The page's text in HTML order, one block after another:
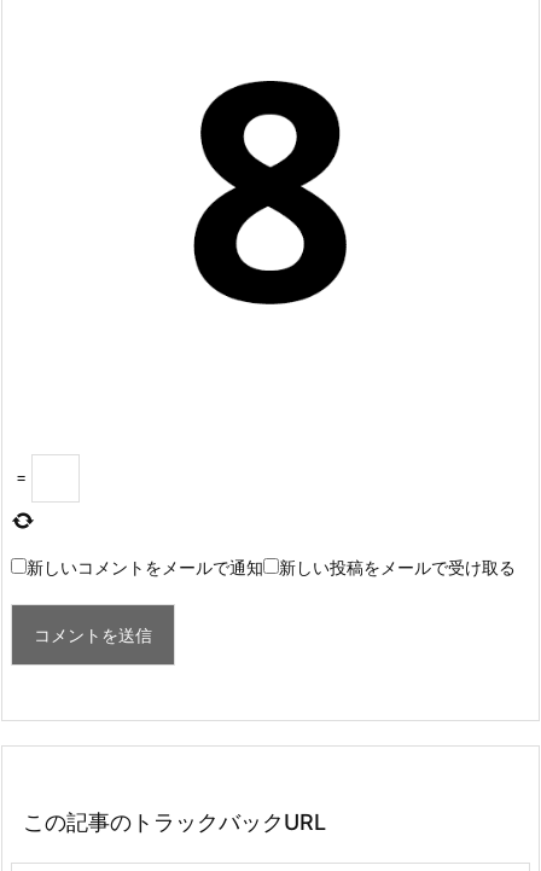
=
新しいコメントをメールで通知 新しい投稿をメールで受け取る
この記事のトラックバックURL